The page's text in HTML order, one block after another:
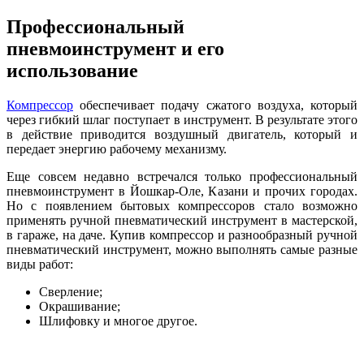
Профессиональный
пневмоинструмент и его
использование
Компрессор обеспечивает подачу сжатого воздуха, который
через гибкий шлаг поступает в инструмент. В результате этого
в действие приводится воздушный двигатель, который и
передает энергию рабочему механизму.
Еще совсем недавно встречался только профессиональный
пневмоинструмент в Йошкар-Оле, Казани и прочих городах.
Но с появлением бытовых компрессоров стало возможно
применять ручной пневматический инструмент в мастерской,
в гараже, на даче. Купив компрессор и разнообразный ручной
пневматический инструмент, можно выполнять самые разные
виды работ:
Сверление;
Окрашивание;
Шлифовку и многое другое.